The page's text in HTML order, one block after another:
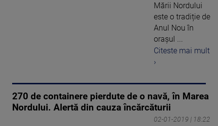
Mării Nordului
este o tradiție de
Anul Nou în
orașul ...
Citeste mai mult
›
270 de containere pierdute de o navă, în Marea
Nordului. Alertă din cauza încărcăturii
02-01-2019 | 18:22